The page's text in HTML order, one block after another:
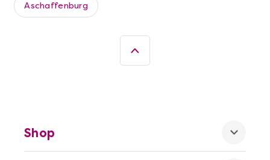
Aschaffenburg
Shop